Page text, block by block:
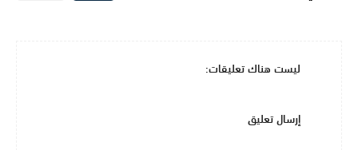
ليست هناك تعليقات:
إرسال تعليق